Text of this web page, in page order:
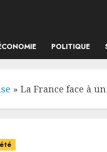
POLITIQUE
» La France face à